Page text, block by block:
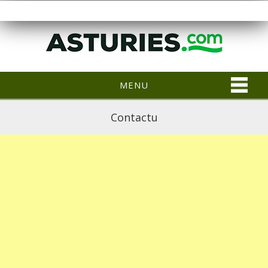
MENU
Contactu